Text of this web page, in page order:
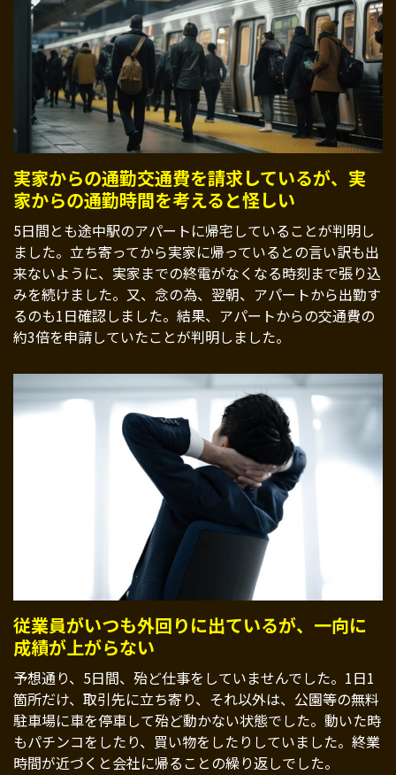
実家からの通勤交通費を請求しているが、実
家からの通勤時間を考えると怪しい
5日間とも途中駅のアパートに帰宅していることが判明し
ました。立ち寄ってから実家に帰っているとの言い訳も出
来ないように、実家までの終電がなくなる時刻まで張り込
みを続けました。又、念の為、翌朝、アパートから出勤す
るのも1日確認しました。結果、アパートからの交通費の
約3倍を申請していたことが判明しました。
従業員がいつも外回りに出ているが、一向に
成績が上がらない
予想通り、5日間、殆ど仕事をしていませんでした。1日1
箇所だけ、取引先に立ち寄り、それ以外は、公園等の無料
駐車場に車を停車して殆ど動かない状態でした。動いた時
もパチンコをしたり、買い物をしたりしていました。終業
時間が近づくと会社に帰ることの繰り返しでした。